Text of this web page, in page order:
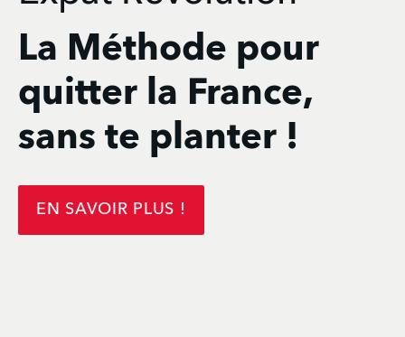
La Méthode pour
quitter la France,
sans te planter !
EN SAVOIR PLUS !